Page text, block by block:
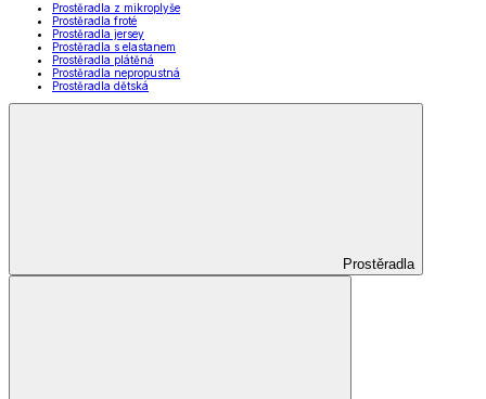
Prostěradla z mikroplyše
Prostěradla froté
Prostěradla jersey
Prostěradla s elastanem
Prostěradla plátěná
Prostěradla nepropustná
Prostěradla dětská
Prostěradla